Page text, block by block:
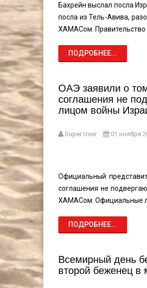
Бахрейн выслал посла
посла из Тель-Авива,
ХАМАСом. Правительство
ПОДРОБНЕЕ...
ОАЭ заявили о
соглашения не
лицом войны
Super User 01 ноября
Официальный
соглашения не
ХАМАСом. Официальные
ПОДРОБНЕЕ...
Всемирный день
второй беженец